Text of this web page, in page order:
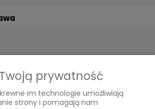
prywatność
im technologie umożliwiają
strony i pomagają nam